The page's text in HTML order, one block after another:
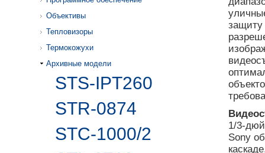
Объективы
Тепловизоры
Термокожухи
Архивные модели
STS-IPT260
STR-0874
STC-1000/2
защиту
1/3-
Sony